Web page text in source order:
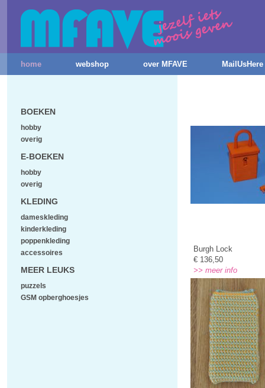
home webshop over MFAVE MailUsHere
Burgh Lock
€ 136,50
>> meer info
BOEKEN
hobby
overig
E-BOEKEN
hobby
overig
KLEDING
dameskleding
kinderkleding
poppenkleding
accessoires
MEER LEUKS
puzzels
GSM opberghoesjes